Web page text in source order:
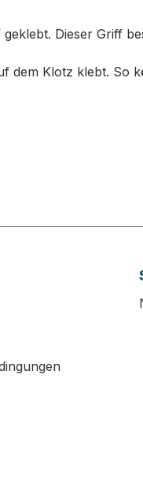
Dieser Griff
dem Klotz klebt. So